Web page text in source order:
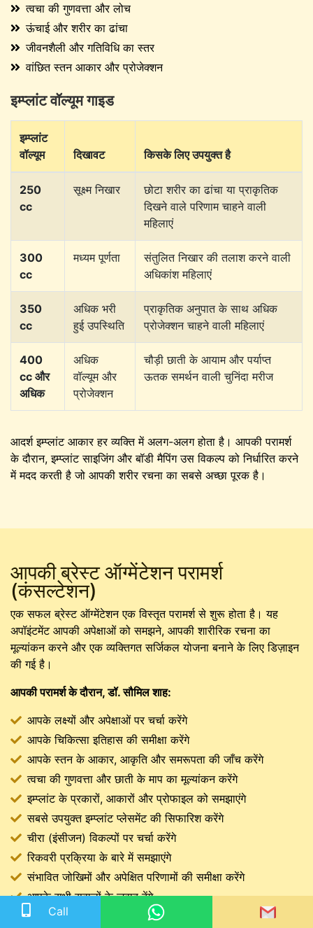
त्वचा की गुणवत्ता और लोच
ऊंचाई और शरीर का ढांचा
जीवनशैली और गतिविधि का स्तर
वांछित स्तन आकार और प्रोजेक्शन
इम्प्लांट वॉल्यूम गाइड
इम्प्लांट
वॉल्यूम
दिखावट किसके लिए उपयुक्त है
250
cc
सूक्ष्म निखार
छोटा शरीर का ढांचा या प्राकृतिक
दिखने वाले परिणाम चाहने वाली
महिलाएं
300
cc
मध्यम पूर्णता
संतुलित निखार की तलाश करने वाली
अधिकांश महिलाएं
350
cc
अधिक भरी
हुई उपस्थिति
प्राकृतिक अनुपात के साथ अधिक
प्रोजेक्शन चाहने वाली महिलाएं
400
cc और
अधिक
अधिक
वॉल्यूम और
प्रोजेक्शन
चौड़ी छाती के आयाम और पर्याप्त
ऊतक समर्थन वाली चुनिंदा मरीज
आदर्श इम्प्लांट आकार हर व्यक्ति में अलग-अलग होता है। आपकी परामर्श
के दौरान, इम्प्लांट साइजिंग और बॉडी मैपिंग उस विकल्प को निर्धारित करने
में मदद करती है जो आपकी शरीर रचना का सबसे अच्छा पूरक है।
आपकी ब्रेस्ट ऑग्मेंटेशन परामर्श
(कंसल्टेशन)
एक सफल ब्रेस्ट ऑग्मेंटेशन एक विस्तृत परामर्श से शुरू होता है। यह
अपॉइंटमेंट आपकी अपेक्षाओं को समझने, आपकी शारीरिक रचना का
मूल्यांकन करने और एक व्यक्तिगत सर्जिकल योजना बनाने के लिए डिज़ाइन
की गई है।
आपकी परामर्श के दौरान, डॉ. सौमिल शाह:
आपके लक्ष्यों और अपेक्षाओं पर चर्चा करेंगे
आपके चिकित्सा इतिहास की समीक्षा करेंगे
आपके स्तन के आकार, आकृति और समरूपता की जाँच करेंगे
त्वचा की गुणवत्ता और छाती के माप का मूल्यांकन करेंगे
इम्प्लांट के प्रकारों, आकारों और प्रोफाइल को समझाएंगे
सबसे उपयुक्त इम्प्लांट प्लेसमेंट की सिफारिश करेंगे
चीरा (इंसीजन) विकल्पों पर चर्चा करेंगे
रिकवरी प्रक्रिया के बारे में समझाएंगे
संभावित जोखिमों और अपेक्षित परिणामों की समीक्षा करेंगे
आपके सभी सवालों के जवाब देंगे
यह व्यक्तिगत दृष्टिकोण सुनिश्चित करता है कि प्रत्येक मरीज को विशेष
Call